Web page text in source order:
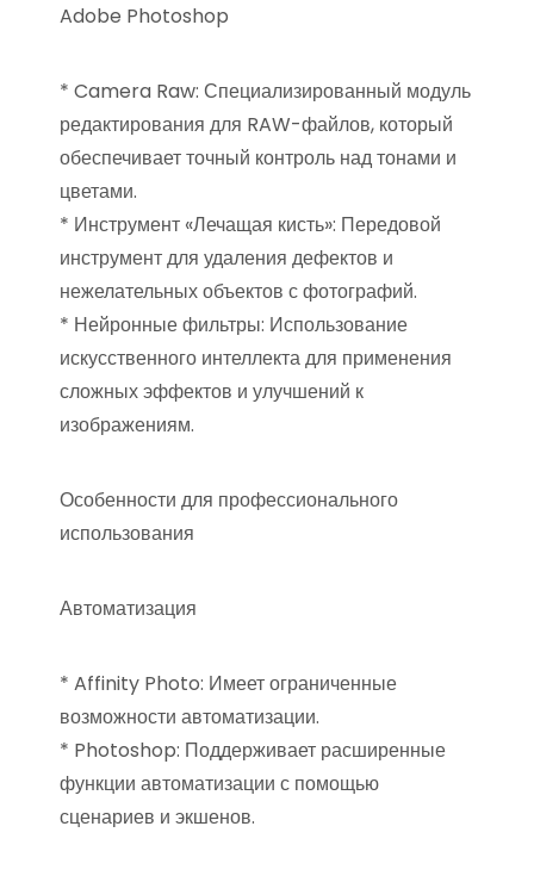
Adobe Photoshop
* Camera Raw: Специализированный модуль
редактирования для RAW-файлов, который
обеспечивает точный контроль над тонами и
цветами.
* Инструмент «Лечащая кисть»: Передовой
инструмент для удаления дефектов и
нежелательных объектов с фотографий.
* Нейронные фильтры: Использование
искусственного интеллекта для применения
сложных эффектов и улучшений к
изображениям.
Особенности для профессионального
использования
Автоматизация
* Affinity Photo: Имеет ограниченные
возможности автоматизации.
* Photoshop: Поддерживает расширенные
функции автоматизации с помощью
сценариев и экшенов.